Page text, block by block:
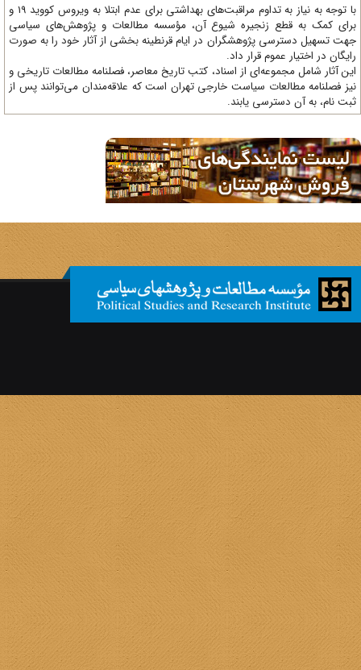
با توجه به نیاز به تداوم مراقبت‌های بهداشتی برای عدم ابتلا به ویروس کووید 19 و
کمک به قطع زنجیره شیوع آن، مؤسسه مطالعات و پژوهش‌های سیاسی
تسهیل دسترسی پژوهشگران در ایام قرنطینه بخشی از آثار خود را به صورت
در اختیار عموم قرار داد.
آثار شامل مجموعه‌ای از اسناد، کتب تاریخ معاصر، فصلنامه‌ مطالعات تاریخی و
فصلنامه مطالعات سیاست خارجی تهران است که علاقه‌مندان می‌توانند پس از
نام، به آن دسترسی یابند.